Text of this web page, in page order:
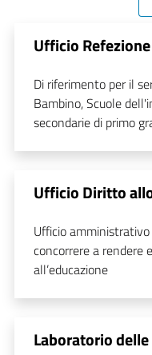
Ufficio
Di riferimento per il
Bambino, Scuole
secondarie di primo
Ufficio Diritto
Ufficio
concorrere a
all’educazione
Laboratorio